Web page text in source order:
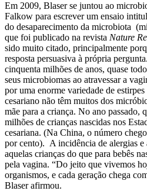
Em 2009, Blaser se juntou ao
Falkow para escrever um ensaio
do desaparecimento da microbiota
que foi publicado na revista Nature
sido muito citado, principalmente
resposta persuasiva à própria
cinquenta milhões de anos, quase
seus microbiomas ao atravessar a
por uma enorme variedade de
cesariano não têm muitos dos
mãe para a criança. No ano passado,
milhões de crianças nascidas nos
cesariana. (Na China, o número
por cento). A incidência de alergias e
aquelas crianças do que para bebês
pela vagina. “Do jeito que vivemos
organismos, e cada geração chega
Blaser afirmou.